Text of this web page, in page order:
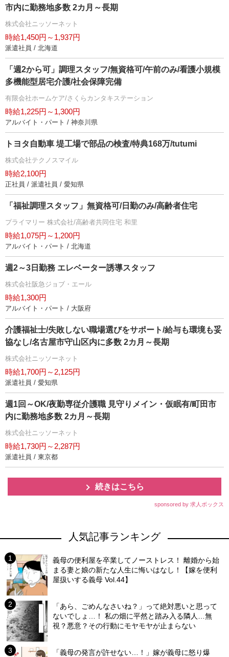
市内に勤務地多数 2カ月～長期
株式会社ニッソーネット
時給1,450円～1,937円
派遣社員 / 北海道
「週2から可」調理スタッフ/無資格可/午前のみ/看護小規模
多機能型居宅介護/社会保障完備
有限会社ホームケア/さくらカンタキステーション
時給1,225円～1,300円
アルバイト・パート / 神奈川県
トヨタ自動車 堤工場で部品の検査/特典168万/tutumi
株式会社テクノスマイル
時給2,100円
正社員 / 派遣社員 / 愛知県
「福祉調理スタッフ」無資格可/日勤のみ/高齢者住宅
プライマリー 株式会社/高齢者共同住宅 和里
時給1,075円～1,200円
アルバイト・パート / 北海道
週2～3日勤務 エレベーター誘導スタッフ
株式会社阪急ジョブ・エール
時給1,300円
アルバイト・パート / 大阪府
介護福祉士/失敗しない職場選びをサポート/給与も環境も妥
協なし/名古屋市守山区内に多数 2カ月～長期
株式会社ニッソーネット
時給1,700円～2,125円
派遣社員 / 愛知県
週1回～OK/夜勤専従介護職 見守りメイン・仮眠有/町田市
内に勤務地多数 2カ月～長期
株式会社ニッソーネット
時給1,730円～2,287円
派遣社員 / 東京都
続きはこちら
sponsored by 求人ボックス
人気記事ランキング
義母の便利屋を卒業してノーストレス！ 離婚から始
まる妻と娘の新たな人生に悔いはなし！【嫁を便利
屋扱いする義母 Vol.44】
「あら、ごめんなさいね？」って絶対悪いと思って
ないでしょ…！ 私の畑に平然と踏み入る隣人…無
視？悪意？その行動にモヤモヤが止まらない
「義母の発言が許せない…！」嫁が義母に怒り爆